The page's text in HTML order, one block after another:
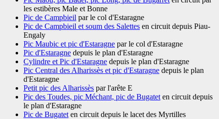
les estibères Male et Bonne
Pic de Campbieil par le col d'Estaragne
Pic de Campbieil et soum des Salettes en circuit depuis Piau-
Engaly
Pic Maubic et pic d'Estaragne par le col d'Estaragne
Pic d'Estaragne depuis le plan d'Estaragne
Cylindre et Pic d'Estaragne depuis le plan d'Estaragne
Pic Central des Alharissès et pic d'Estaragne depuis le plan
d'Estaragne
Petit pic des Alharissès par l'arête E
Pic des Toudes, pic Méchant, pic de Bugatet en circuit depuis
le plan d'Estaragne
Pic de Bugatet en circuit depuis le lacet des Myrtilles